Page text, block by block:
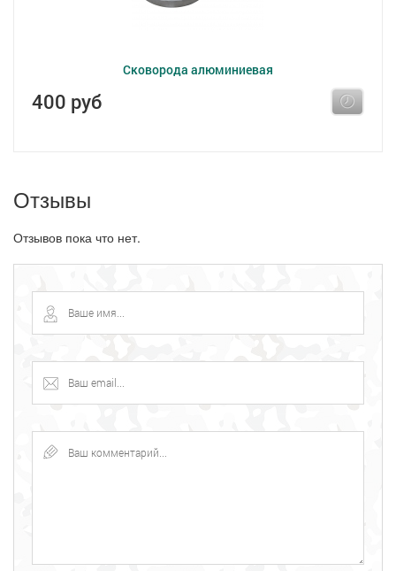
Сковорода алюминиевая
400 руб
Отзывы
Отзывов пока что нет.